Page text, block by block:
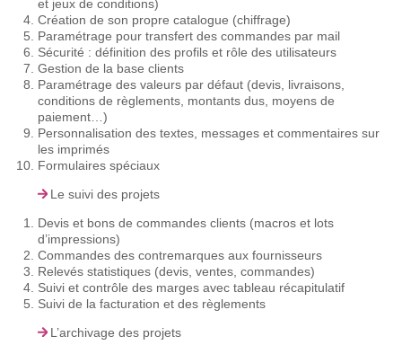
et jeux de conditions)
Création de son propre catalogue (chiffrage)
Paramétrage pour transfert des commandes par mail
Sécurité : définition des profils et rôle des utilisateurs
Gestion de la base clients
Paramétrage des valeurs par défaut (devis, livraisons,
conditions de règlements, montants dus, moyens de
paiement…)
Personnalisation des textes, messages et commentaires sur
les imprimés
Formulaires spéciaux
Le suivi des projets
Devis et bons de commandes clients (macros et lots
d’impressions)
Commandes des contremarques aux fournisseurs
Relevés statistiques (devis, ventes, commandes)
Suivi et contrôle des marges avec tableau récapitulatif
Suivi de la facturation et des règlements
L’archivage des projets